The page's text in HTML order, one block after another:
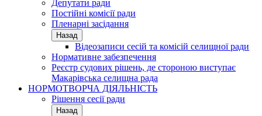
Депутати ради
Постійні комісії ради
Пленарні засідання
Назад
Відеозаписи сесій та комісій селищної ради
Нормативне забезпечення
Реєстр судових рішень, де стороною виступає
Макарівська селищна рада
НОРМОТВОРЧА ДІЯЛЬНІСТЬ
Рішення сесії ради
Назад